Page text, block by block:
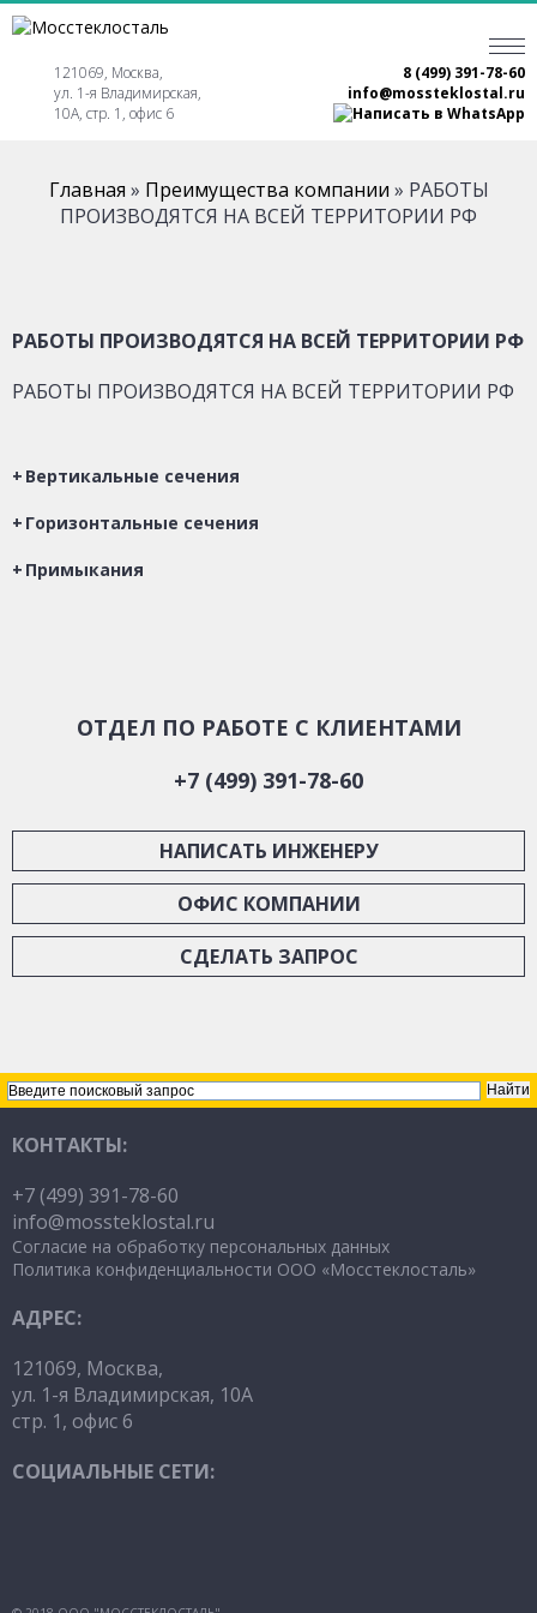
121069, Москва,
ул. 1-я Владимирская,
10А, стр. 1, офис 6
8 (499) 391-78-60
info@mossteklostal.ru
Главная » Преимущества компании » РАБОТЫ
ПРОИЗВОДЯТСЯ НА ВСЕЙ ТЕРРИТОРИИ РФ
РАБОТЫ ПРОИЗВОДЯТСЯ НА ВСЕЙ ТЕРРИТОРИИ РФ
РАБОТЫ ПРОИЗВОДЯТСЯ НА ВСЕЙ ТЕРРИТОРИИ РФ
Вертикальные сечения
Горизонтальные сечения
Примыкания
ОТДЕЛ ПО РАБОТЕ С КЛИЕНТАМИ
+7 (499) 391-78-60
НАПИСАТЬ ИНЖЕНЕРУ
ОФИС КОМПАНИИ
СДЕЛАТЬ ЗАПРОС
КОНТАКТЫ:
+7 (499) 391-78-60
info@mossteklostal.ru
Согласие на обработку персональных данных
Политика конфиденциальности ООО «Мосстеклосталь»
АДРЕС:
121069, Москва,
ул. 1-я Владимирская, 10А
стр. 1, офис 6
СОЦИАЛЬНЫЕ СЕТИ: